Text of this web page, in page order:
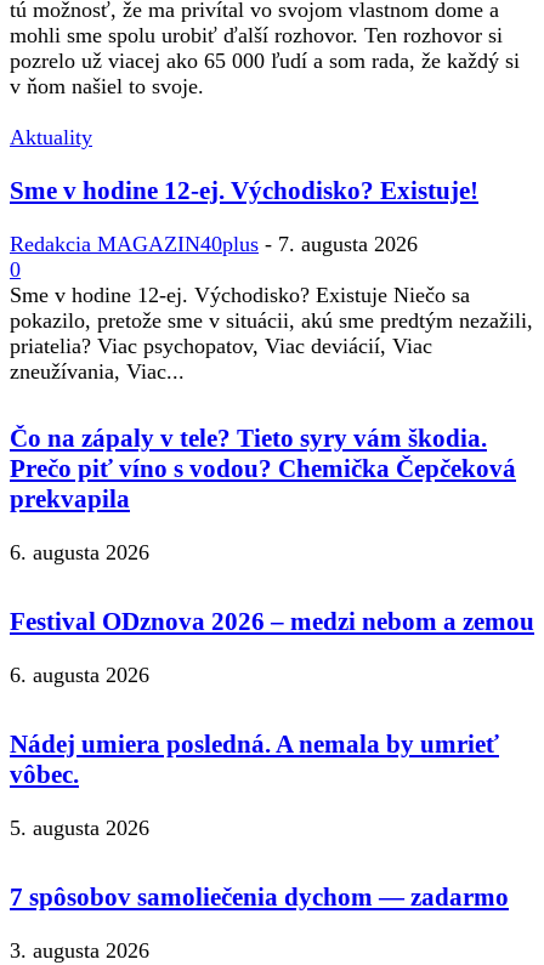
tú možnosť, že ma privítal vo svojom vlastnom dome a
mohli sme spolu urobiť ďalší rozhovor. Ten rozhovor si
pozrelo už viacej ako 65 000 ľudí a som rada, že každý si
v ňom našiel to svoje.
Aktuality
Sme v hodine 12-ej. Východisko? Existuje!
Redakcia MAGAZIN40plus - 7. augusta 2026
0
Sme v hodine 12-ej. Východisko? Existuje Niečo sa
pokazilo, pretože sme v situácii, akú sme predtým nezažili,
priatelia? Viac psychopatov, Viac deviácií, Viac
zneužívania, Viac...
Čo na zápaly v tele? Tieto syry vám škodia.
Prečo piť víno s vodou? Chemička Čepčeková
prekvapila
6. augusta 2026
Festival ODznova 2026 – medzi nebom a zemou
6. augusta 2026
Nádej umiera posledná. A nemala by umrieť
vôbec.
5. augusta 2026
7 spôsobov samoliečenia dychom — zadarmo
3. augusta 2026